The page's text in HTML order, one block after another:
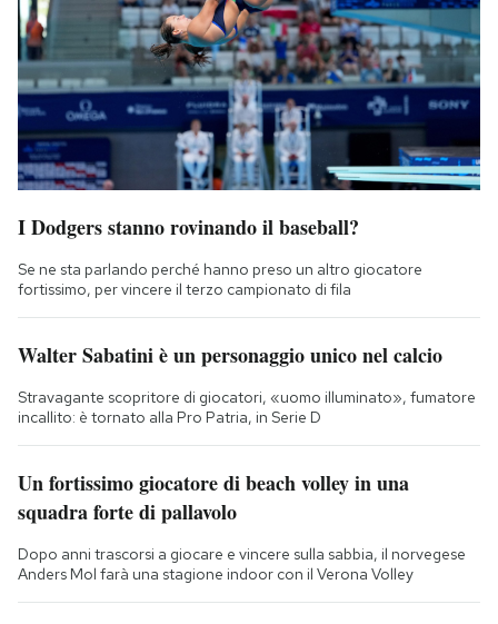
I Dodgers stanno rovinando il baseball?
Se ne sta parlando perché hanno preso un altro giocatore
fortissimo, per vincere il terzo campionato di fila
Walter Sabatini è un personaggio unico nel calcio
Stravagante scopritore di giocatori, «uomo illuminato», fumatore
incallito: è tornato alla Pro Patria, in Serie D
Un fortissimo giocatore di beach volley in una
squadra forte di pallavolo
Dopo anni trascorsi a giocare e vincere sulla sabbia, il norvegese
Anders Mol farà una stagione indoor con il Verona Volley